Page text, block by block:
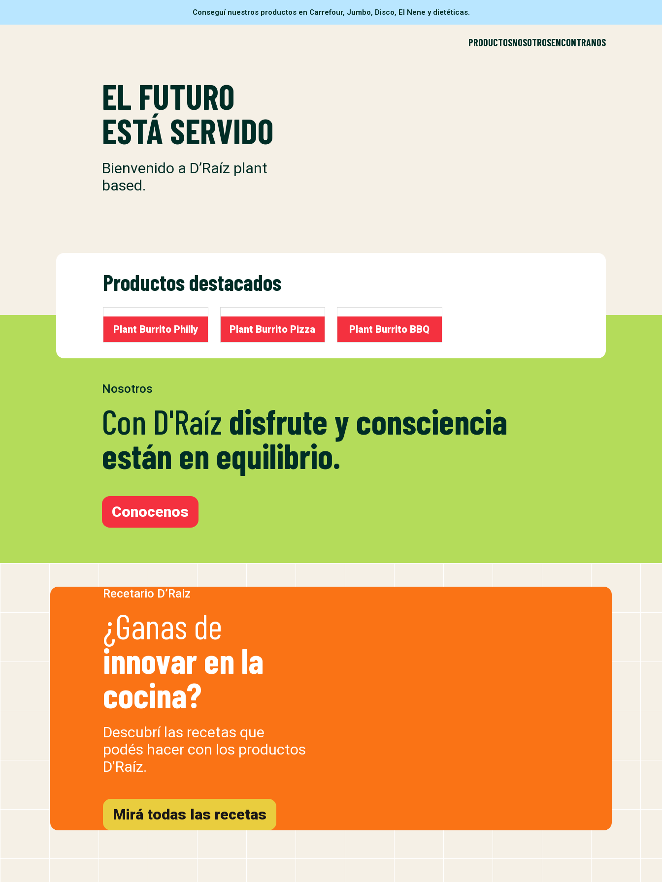
Conseguí nuestros productos en Carrefour, Jumbo, Disco, El Nene y dietéticas.
PRODUCTOSNOSOTROSENCONTRANOS
EL FUTURO
ESTÁ SERVIDO
Bienvenido a D’Raíz plant
based.
Productos destacados
Plant Burrito Philly Plant Burrito Pizza Plant Burrito BBQ
Nosotros
Con D'Raíz disfrute y consciencia
están en equilibrio.
Conocenos
Recetario D’Raiz
¿Ganas de
innovar en la
cocina?
Descubrí las recetas que
podés hacer con los productos
D'Raíz.
Mirá todas las recetas